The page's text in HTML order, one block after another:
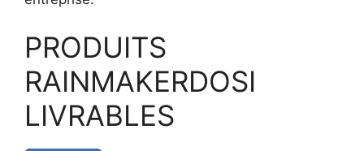
PRODUITS
RAINMAKERDOSI
LIVRABLES